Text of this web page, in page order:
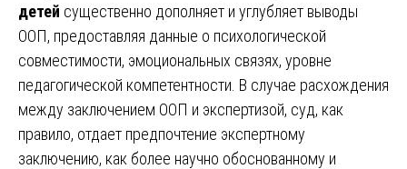
детей существенно дополняет и углубляет выводы
ООП, предоставляя данные о психологической
совместимости, эмоциональных связях, уровне
педагогической компетентности. В случае расхождения
между заключением ООП и экспертизой, суд, как
правило, отдает предпочтение экспертному
заключению, как более научно обоснованному и